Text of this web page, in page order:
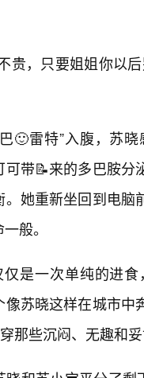
贵，只要姐姐你以
🙂雷特”入腹，苏
可带📝来的多巴胺
。她重新坐回到电
般。
仅是一次单纯的进
像苏晓这样在城市
那些沉闷、无趣和